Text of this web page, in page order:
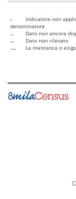
-
Indicatore non
denominatore
..
Dato non ancora
...
Dato non rilevato
....
La mancanza o